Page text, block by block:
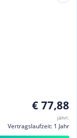
€ 77,88
jährl.
Vertragslaufzeit: 1 Jahr